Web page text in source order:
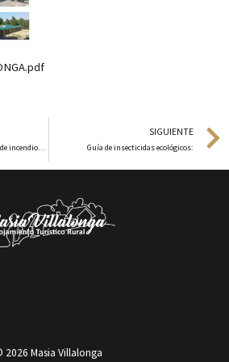
Visita bomberos Prevención de incendios 2014
SIGUIENTE
Guía de insecticidas ecológicos:
2026 Masia Villalonga